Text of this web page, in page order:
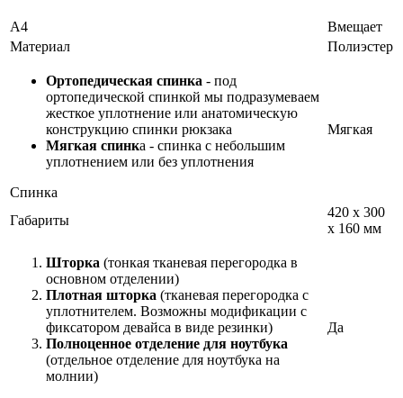
А4
Вмещает
Материал
Полиэстер
Ортопедическая спинка - под
ортопедической спинкой мы подразумеваем
жесткое уплотнение или анатомическую
конструкцию спинки рюкзака
Мягкая спинка - спинка с небольшим
уплотнением или без уплотнения
Спинка
Мягкая
Габариты
420 x 300
x 160 мм
Шторка (тонкая тканевая перегородка в
основном отделении)
Плотная шторка (тканевая перегородка с
уплотнителем. Возможны модификации с
фиксатором девайса в виде резинки)
Полноценное отделение для ноутбука
(отдельное отделение для ноутбука на
молнии)
Да